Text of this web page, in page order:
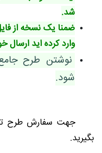
شد.
ضمنا یک نسخه از
وارد کرده اید ارسال
نوشتن طرح جامع
شود.
جهت سفارش طرح
بگیرید.